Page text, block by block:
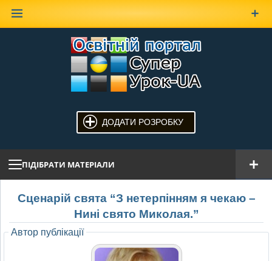
ДОДАТИ РОЗРОБКУ
ПІДІБРАТИ МАТЕРІАЛИ
Сценарій свята “З нетерпінням я чекаю –
Нині свято Миколая.”
Автор публікації